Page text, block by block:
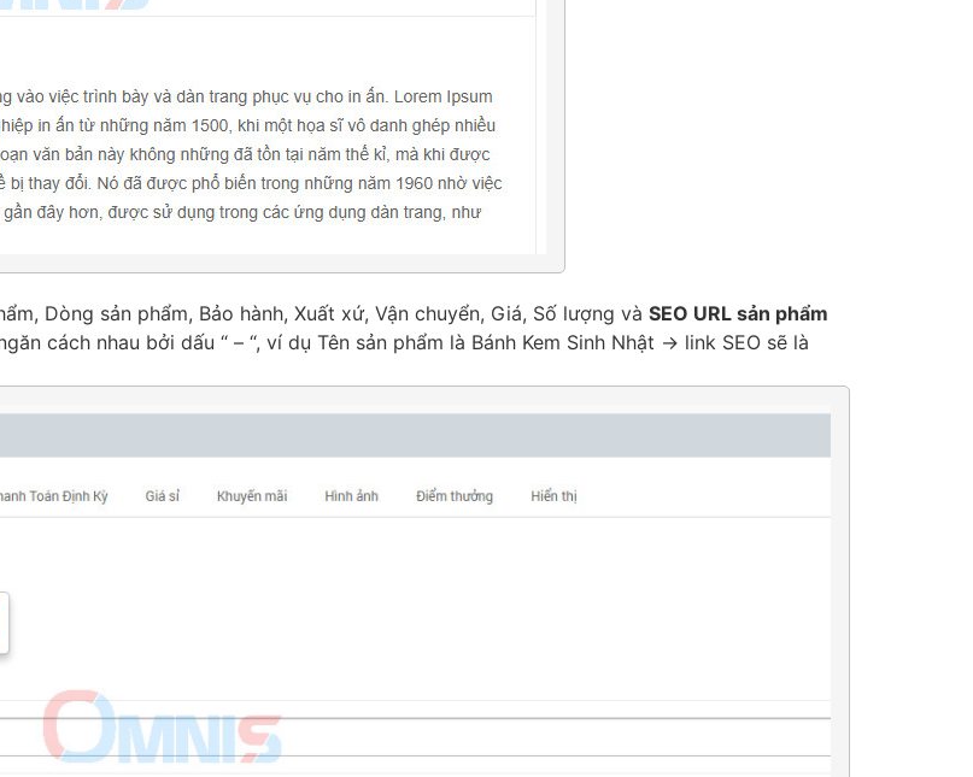
Dòng sản phẩm, Bảo hành, Xuất xứ, Vận chuyển, Giá, Số lượng và SEO URL sản phẩm
cách nhau bởi dấu “ – “, ví dụ Tên sản phẩm là Bánh Kem Sinh Nhật -> link SEO sẽ là